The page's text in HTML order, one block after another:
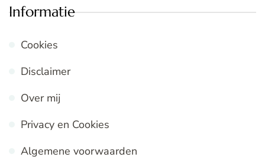
Informatie
Cookies
Disclaimer
Over mij
Privacy en Cookies
Algemene voorwaarden